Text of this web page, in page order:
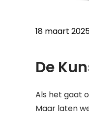
18 maart
De
Als het gaat
Maar laten